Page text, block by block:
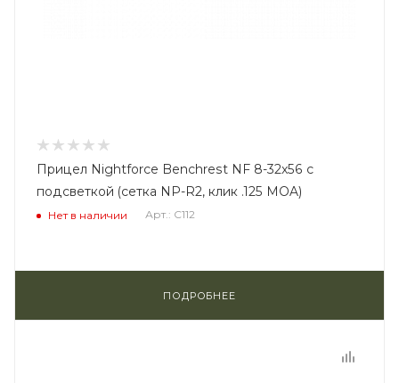
Прицел Nightforce Benchrest NF 8-32x56 с
подсветкой (сетка NP-R2, клик .125 MOA)
Нет в наличии Арт.: C112
ПОДРОБНЕЕ